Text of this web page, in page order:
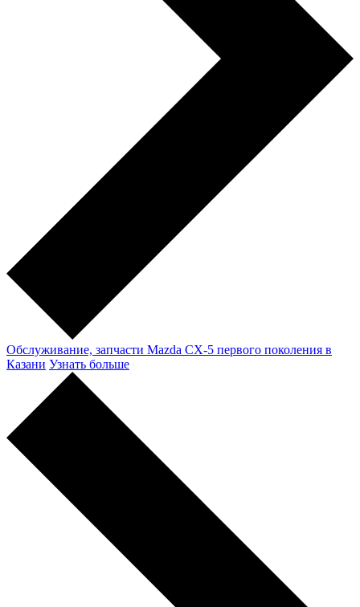
Обслуживание, запчасти Mazda CX-5 первого поколения в
Казани Узнать больше